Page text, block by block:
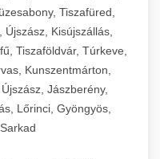
Tiszafüred,
Kisújszállás,
Tiszaföldvár, Túrkeve,
Kunszentmárton,
Jászberény,
Lőrinci, Gyöngyös,